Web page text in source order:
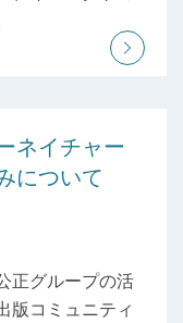
ネイチャー
について
正グループの活
版コミュニティ